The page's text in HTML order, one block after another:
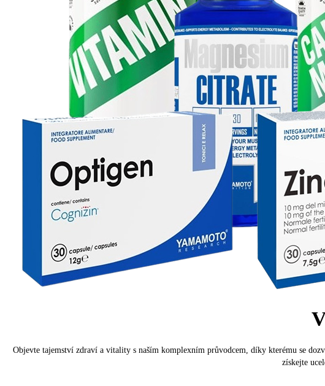
Objevte tajemství zdraví a vitality s naším komplexním průvodcem, díky kterému se
získejte
PROTEIN
38 Kč
499 Kč